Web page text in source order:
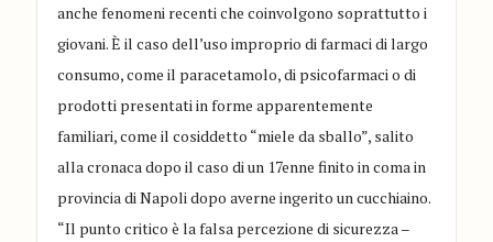
anche fenomeni recenti che coinvolgono soprattutto i
giovani. È il caso dell’uso improprio di farmaci di largo
consumo, come il paracetamolo, di psicofarmaci o di
prodotti presentati in forme apparentemente
familiari, come il cosiddetto “miele da sballo”, salito
alla cronaca dopo il caso di un 17enne finito in coma in
provincia di Napoli dopo averne ingerito un cucchiaino.
“Il punto critico è la falsa percezione di sicurezza –